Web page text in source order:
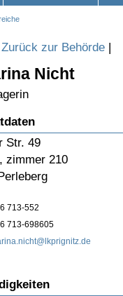
Zurück zur Behörde |
Nicht
Str. 49
zimmer 210
713-552
713-698605